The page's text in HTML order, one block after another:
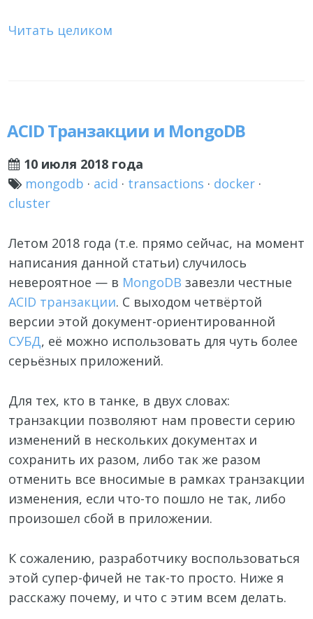
Читать целиком
ACID Транзакции и MongoDB
10 июля 2018 года
mongodb · acid · transactions · docker ·
cluster
Летом 2018 года (т.е. прямо сейчас, на момент
написания данной статьи) случилось
невероятное — в MongoDB завезли честные
ACID транзакции. С выходом четвёртой
версии этой документ-ориентированной
СУБД, её можно использовать для чуть более
серьёзных приложений.
Для тех, кто в танке, в двух словах:
транзакции позволяют нам провести серию
изменений в нескольких документах и
сохранить их разом, либо так же разом
отменить все вносимые в рамках транзакции
изменения, если что-то пошло не так, либо
произошел сбой в приложении.
К сожалению, разработчику воспользоваться
этой супер-фичей не так-то просто. Ниже я
расскажу почему, и что с этим всем делать.